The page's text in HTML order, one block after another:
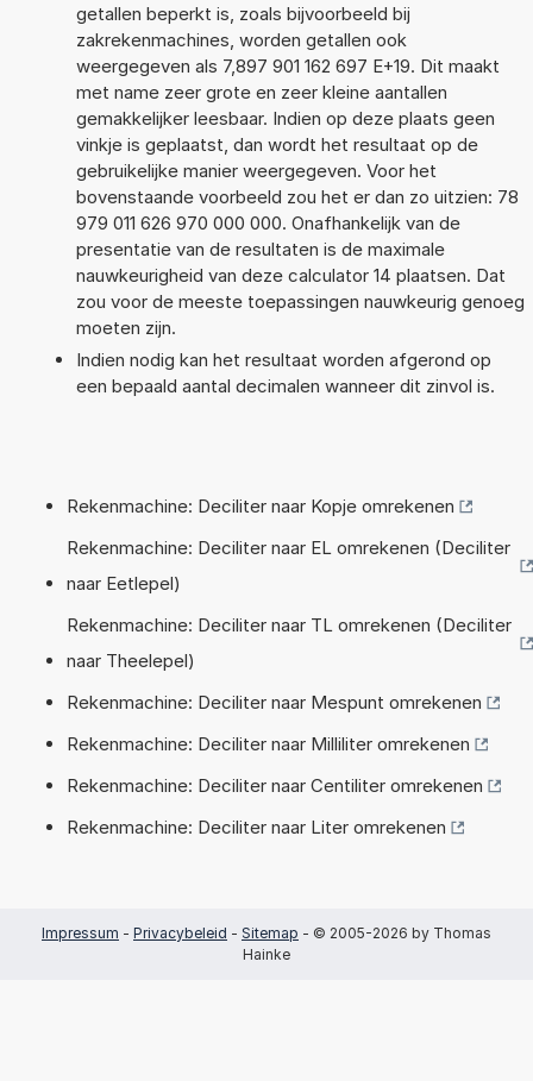
getallen beperkt is, zoals bijvoorbeeld bij
zakrekenmachines, worden getallen ook
weergegeven als 7,897 901 162 697 E+19. Dit maakt
met name zeer grote en zeer kleine aantallen
gemakkelijker leesbaar. Indien op deze plaats geen
vinkje is geplaatst, dan wordt het resultaat op de
gebruikelijke manier weergegeven. Voor het
bovenstaande voorbeeld zou het er dan zo uitzien: 78
979 011 626 970 000 000. Onafhankelijk van de
presentatie van de resultaten is de maximale
nauwkeurigheid van deze calculator 14 plaatsen. Dat
zou voor de meeste toepassingen nauwkeurig genoeg
moeten zijn.
Indien nodig kan het resultaat worden afgerond op
een bepaald aantal decimalen wanneer dit zinvol is.
Rekenmachine: Deciliter naar Kopje omrekenen
Rekenmachine: Deciliter naar EL omrekenen (Deciliter
naar Eetlepel)
Rekenmachine: Deciliter naar TL omrekenen (Deciliter
naar Theelepel)
Rekenmachine: Deciliter naar Mespunt omrekenen
Rekenmachine: Deciliter naar Milliliter omrekenen
Rekenmachine: Deciliter naar Centiliter omrekenen
Rekenmachine: Deciliter naar Liter omrekenen
Impressum - Privacybeleid - Sitemap - © 2005-2026 by Thomas
Hainke